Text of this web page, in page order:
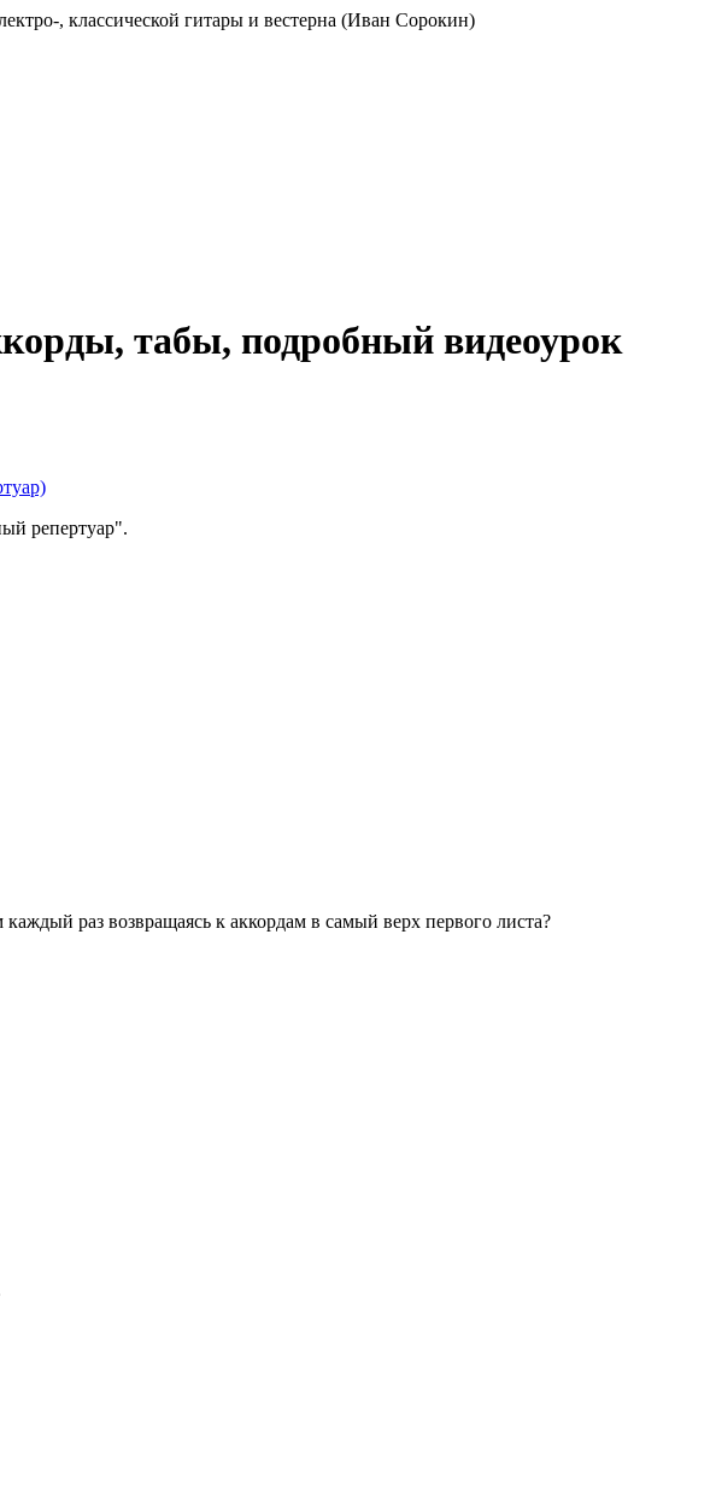
, классической гитары и вестерна (Иван Сорокин)
табы, подробный видеоурок
репертуар".
раз возвращаясь к аккордам в самый верх первого листа?